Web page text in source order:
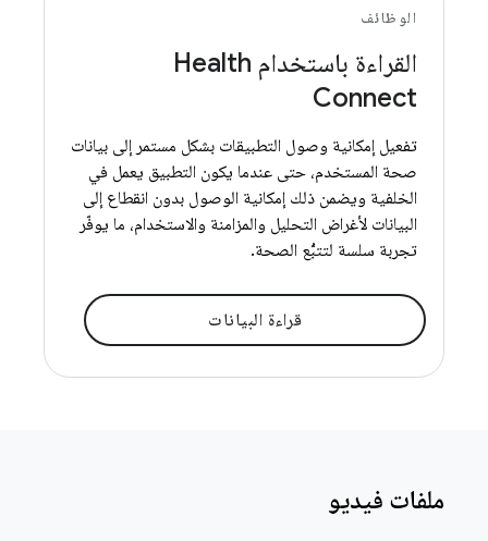
الوظائف
القراءة باستخدام Health
Connect
تفعيل إمكانية وصول التطبيقات بشكل مستمر إلى بيانات
صحة المستخدم، حتى عندما يكون التطبيق يعمل في
الخلفية ويضمن ذلك إمكانية الوصول بدون انقطاع إلى
البيانات لأغراض التحليل والمزامنة والاستخدام، ما يوفّر
تجربة سلسة لتتبُّع الصحة.
قراءة البيانات
ملفات فيديو